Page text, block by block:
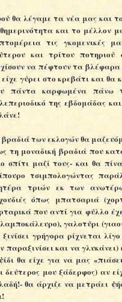
θα λέγαμε τα νέα μας και
και το μέλλον
τις γκομενικές
και τρίτου ποτηριού
να πέφτουν τα
γύρει στο κρεβάτι και
πάντα καρφωμένα πάνω
της εβδομάδας
των εκλογών θα
τη μοναδική βραδιά που
σπίτι μαζί τους- και θα
τσιμπολογώντας
τριών εκ των
όπως μπατσαριά
που αντί για φύλλο
γαλοτύρι
γρήγορα ρίχνεται
παραξινίσει και να
θα είχε για να μας
δεύτερος μου ξάδερφος) αν
θα άρχιζε να μετράει